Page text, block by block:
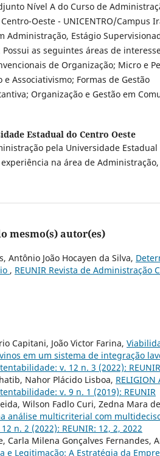
Nível A do Curso de
Oeste - UNICENTRO/Campus
Administração, Estágio
as seguintes áreas de
de Organização; Micro e
Associativismo; Formas de Gestão
Organização e Gestão em
Estadual do Centro Oeste
pela Universidade Estadual
na área de
mesmo(s) autor(es)
Antônio João Hocayen da Silva,
, REUNIR Revista de Administração
Capitani, João Victor Farina,
em um sistema de integração
v. 12 n. 3 (2022):
Nahor Plácido Lisboa, RELIGION
v. 9 n. 1 (2019): REUNIR
Wilson Fadlo Curi, Zedna Mara
análise multicriterial com
n. 2 (2022): REUNIR: 12, 2, 2022
Carla Milena Gonçalves Fernandes,
e Legitimação: A Estratégia da